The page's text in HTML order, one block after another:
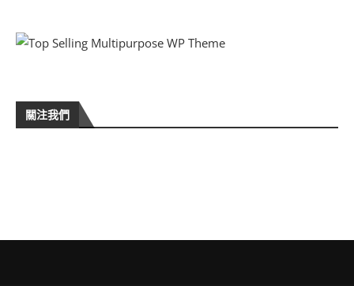
關注我們